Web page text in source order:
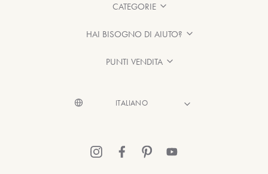
CATEGORIE
HAI BISOGNO DI AIUTO?
PUNTI VENDITA